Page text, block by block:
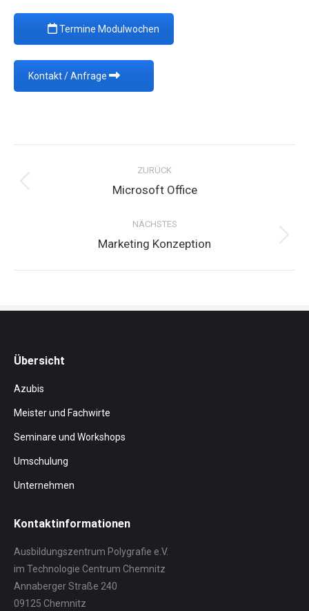
Termine Modulwochen
Kontakt / Anfrage
navigation
ZURÜCK
Previous
Microsoft Office
NÄCHSTES
Next
Marketing Konzeption
Übersicht
Azubis
Meister und Fachwirte
Seminare und Workshops
Umschulung
Unternehmen
Kontaktinformationen
Ausbildungszentrum Polygrafie e.V.
im Technologie Centrum Chemnitz
Annaberger Straße 240
09125 Chemnitz